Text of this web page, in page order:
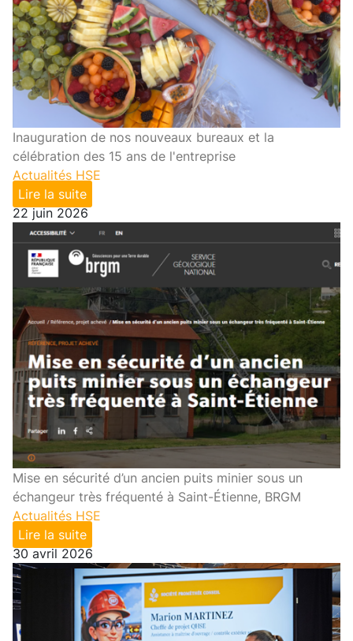
Inauguration de nos nouveaux bureaux et la
célébration des 15 ans de l'entreprise
Actualités HSE
Lire la suite
22 juin 2026
Mise en sécurité d’un ancien puits minier sous un
échangeur très fréquenté à Saint-Étienne, BRGM
Actualités HSE
Lire la suite
30 avril 2026